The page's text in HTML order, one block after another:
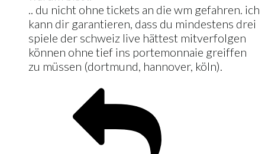
.. du nicht ohne tickets an die wm gefahren. ich
kann dir garantieren, dass du mindestens drei
spiele der schweiz live hättest mitverfolgen
können ohne tief ins portemonnaie greiffen
zu müssen (dortmund, hannover, köln).